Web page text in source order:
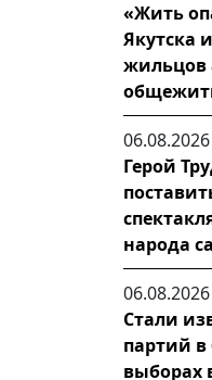
«Жить
Якутска
жильцов
06.08.2026
Герой
народа
06.08.2026
Стали
партий в
выборах